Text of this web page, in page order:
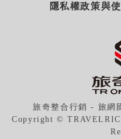
隱私權政策與
旅奇整合行銷 - 旅網
Copyright ©